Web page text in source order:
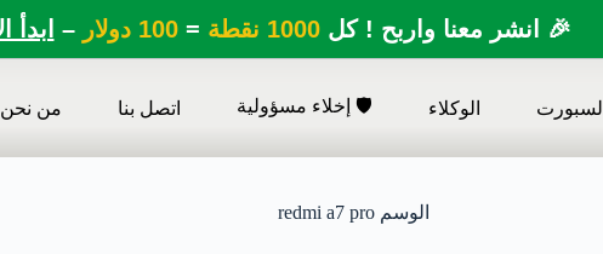
🎉 انشر معنا واربح ! كل1000 نقطة =100 دولار – ابدأ
السبورت الوكلاء 🛡️ إخلاء مسؤولية اتصل بنا من نحن
الوسم redmi a7 pro